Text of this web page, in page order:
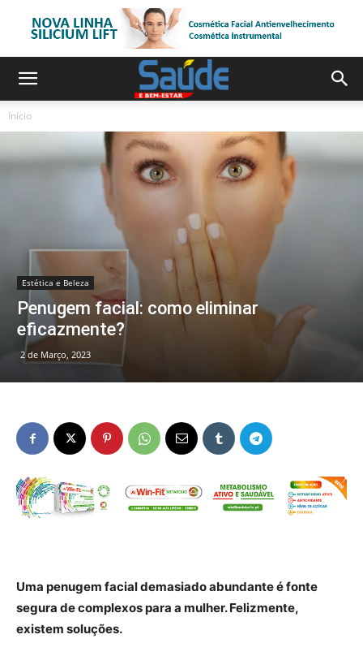
Início
Estética e Beleza
Penugem facial: como eliminar
eficazmente?
2 de Março, 2023
Uma penugem facial demasiado abundante é fonte
segura de complexos para a mulher. Felizmente,
existem soluções.